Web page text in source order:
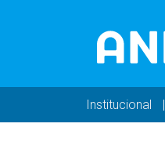
Institucional